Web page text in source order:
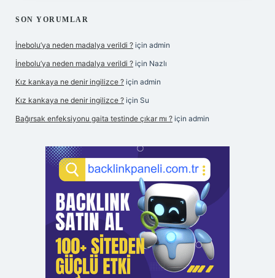
SON YORUMLAR
İnebolu’ya neden madalya verildi ? için admin
İnebolu’ya neden madalya verildi ? için Nazlı
Kız kankaya ne denir ingilizce ? için admin
Kız kankaya ne denir ingilizce ? için Su
Bağırsak enfeksiyonu gaita testinde çıkar mı ? için admin